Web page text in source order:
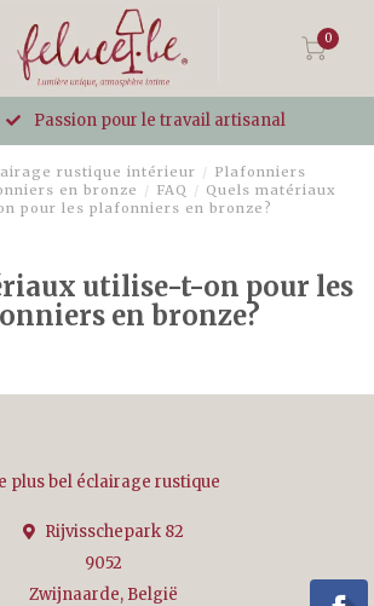
0
pour le travail artisanal
rustique intérieur / Plafonniers
en bronze / FAQ / Quels matériaux
pour les plafonniers en bronze?
utilise-t-on pour les
en bronze?
plus bel éclairage rustique
Rijvisschepark 82
9052
Zwijnaarde, België